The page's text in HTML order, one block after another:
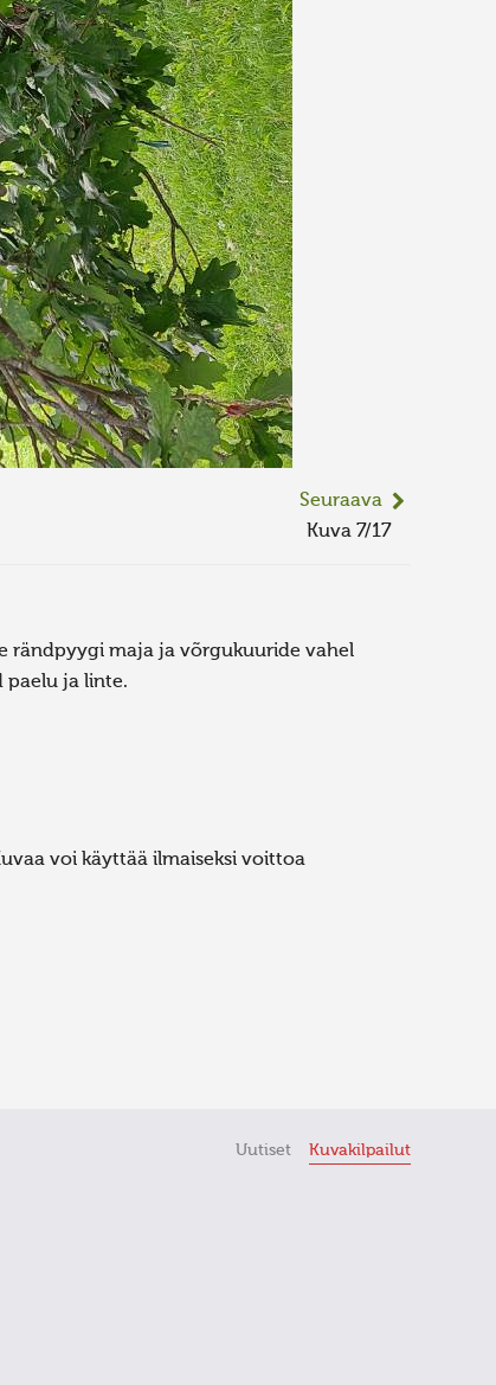
Seuraava
Kuva 7/17
rändpyygi maja ja võrgukuuride vahel
paelu ja linte.
voi käyttää ilmaiseksi voittoa
Uutiset Kuvakilpailut